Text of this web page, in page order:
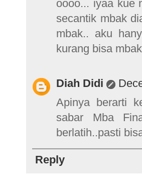
oooo... iyaa kue
secantik mbak
mbak.. aku
kurang bisa
Diah Didi
Apinya berarti
sabar Mba
berlatih..pasti
Reply